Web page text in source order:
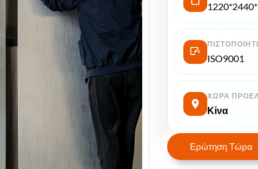
ISO9001
ΧΏΡΑ
Κίνα
Ερώτηση Τώρα